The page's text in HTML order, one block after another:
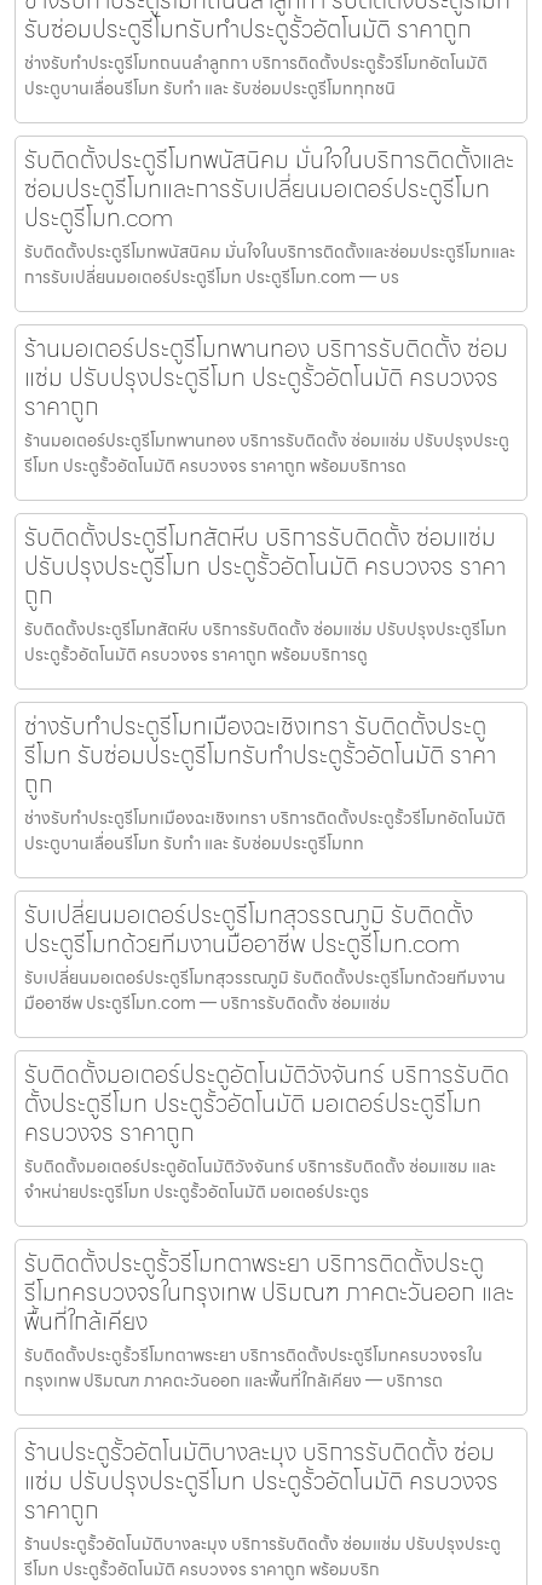
รับซ่อมประตูรีโมทรับทำประตูรั้วอัตโนมัติ ราคาถูก
ช่างรับทำประตูรีโมทถนนลำลูกกา บริการติดตั้งประตูรั้วรีโมทอัตโนมัติ
ประตูบานเลื่อนรีโมท รับทำ และ รับซ่อมประตูรีโมททุกชนิ
รับติดตั้งประตูรีโมทพนัสนิคม มั่นใจในบริการติดตั้งและ
ซ่อมประตูรีโมทและการรับเปลี่ยนมอเตอร์ประตูรีโมท
ประตูรีโมท.com
รับติดตั้งประตูรีโมทพนัสนิคม มั่นใจในบริการติดตั้งและซ่อมประตูรีโมทและ
การรับเปลี่ยนมอเตอร์ประตูรีโมท ประตูรีโมท.com — บร
ร้านมอเตอร์ประตูรีโมทพานทอง บริการรับติดตั้ง ซ่อม
แซ่ม ปรับปรุงประตูรีโมท ประตูรั้วอัตโนมัติ ครบวงจร
ราคาถูก
ร้านมอเตอร์ประตูรีโมทพานทอง บริการรับติดตั้ง ซ่อมแซ่ม ปรับปรุงประตู
รีโมท ประตูรั้วอัตโนมัติ ครบวงจร ราคาถูก พร้อมบริการด
รับติดตั้งประตูรีโมทสัตหีบ บริการรับติดตั้ง ซ่อมแซ่ม
ปรับปรุงประตูรีโมท ประตูรั้วอัตโนมัติ ครบวงจร ราคา
ถูก
รับติดตั้งประตูรีโมทสัตหีบ บริการรับติดตั้ง ซ่อมแซ่ม ปรับปรุงประตูรีโมท
ประตูรั้วอัตโนมัติ ครบวงจร ราคาถูก พร้อมบริการดู
ช่างรับทำประตูรีโมทเมืองฉะเชิงเทรา รับติดตั้งประตู
รีโมท รับซ่อมประตูรีโมทรับทำประตูรั้วอัตโนมัติ ราคา
ถูก
ช่างรับทำประตูรีโมทเมืองฉะเชิงเทรา บริการติดตั้งประตูรั้วรีโมทอัตโนมัติ
ประตูบานเลื่อนรีโมท รับทำ และ รับซ่อมประตูรีโมทท
รับเปลี่ยนมอเตอร์ประตูรีโมทสุวรรณภูมิ รับติดตั้ง
ประตูรีโมทด้วยทีมงานมืออาชีพ ประตูรีโมท.com
รับเปลี่ยนมอเตอร์ประตูรีโมทสุวรรณภูมิ รับติดตั้งประตูรีโมทด้วยทีมงาน
มืออาชีพ ประตูรีโมท.com — บริการรับติดตั้ง ซ่อมแซ่ม
รับติดตั้งมอเตอร์ประตูอัตโนมัติวังจันทร์ บริการรับติด
ตั้งประตูรีโมท ประตูรั้วอัตโนมัติ มอเตอร์ประตูรีโมท
ครบวงจร ราคาถูก
รับติดตั้งมอเตอร์ประตูอัตโนมัติวังจันทร์ บริการรับติดตั้ง ซ่อมแซม และ
จำหน่ายประตูรีโมท ประตูรั้วอัตโนมัติ มอเตอร์ประตูร
รับติดตั้งประตูรั้วรีโมทตาพระยา บริการติดตั้งประตู
รีโมทครบวงจรในกรุงเทพ ปริมณฑ ภาคตะวันออก และ
พื้นที่ใกล้เคียง
รับติดตั้งประตูรั้วรีโมทตาพระยา บริการติดตั้งประตูรีโมทครบวงจรใน
กรุงเทพ ปริมณฑ ภาคตะวันออก และพื้นที่ใกล้เคียง — บริการต
ร้านประตูรั้วอัตโนมัติบางละมุง บริการรับติดตั้ง ซ่อม
แซ่ม ปรับปรุงประตูรีโมท ประตูรั้วอัตโนมัติ ครบวงจร
ราคาถูก
ร้านประตูรั้วอัตโนมัติบางละมุง บริการรับติดตั้ง ซ่อมแซ่ม ปรับปรุงประตู
รีโมท ประตูรั้วอัตโนมัติ ครบวงจร ราคาถูก พร้อมบริก